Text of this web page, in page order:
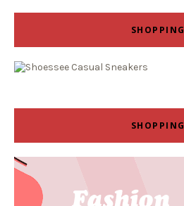
SHOPPING
SHOPPING